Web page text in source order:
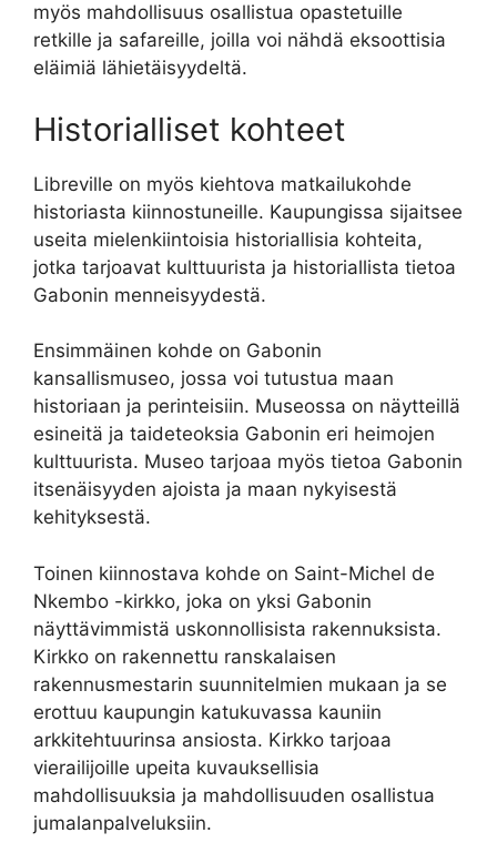
myös mahdollisuus osallistua opastetuille
retkille ja safareille, joilla voi nähdä eksoottisia
eläimiä lähietäisyydeltä.
Historialliset kohteet
Libreville on myös kiehtova matkailukohde
historiasta kiinnostuneille. Kaupungissa sijaitsee
useita mielenkiintoisia historiallisia kohteita,
jotka tarjoavat kulttuurista ja historiallista tietoa
Gabonin menneisyydestä.
Ensimmäinen kohde on Gabonin
kansallismuseo, jossa voi tutustua maan
historiaan ja perinteisiin. Museossa on näytteillä
esineitä ja taideteoksia Gabonin eri heimojen
kulttuurista. Museo tarjoaa myös tietoa Gabonin
itsenäisyyden ajoista ja maan nykyisestä
kehityksestä.
Toinen kiinnostava kohde on Saint-Michel de
Nkembo -kirkko, joka on yksi Gabonin
näyttävimmistä uskonnollisista rakennuksista.
Kirkko on rakennettu ranskalaisen
rakennusmestarin suunnitelmien mukaan ja se
erottuu kaupungin katukuvassa kauniin
arkkitehtuurinsa ansiosta. Kirkko tarjoaa
vierailijoille upeita kuvauksellisia
mahdollisuuksia ja mahdollisuuden osallistua
jumalanpalveluksiin.